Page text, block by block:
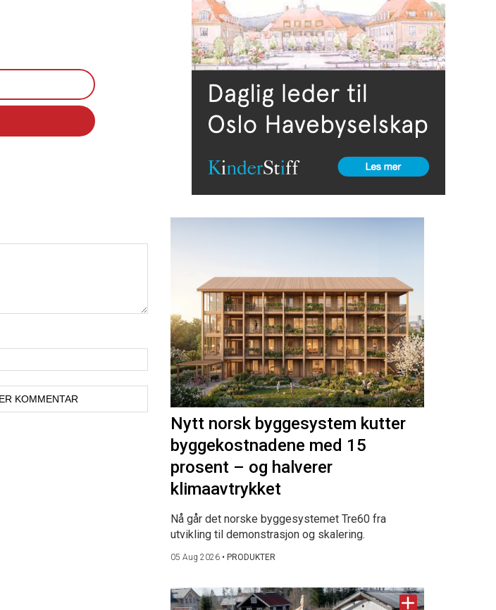
Nytt norsk byggesystem kutter
byggekostnadene med 15
prosent – og halverer
klimaavtrykket
Nå går det norske byggesystemet Tre60 fra
utvikling til demonstrasjon og skalering.
05 Aug 2026 • PRODUKTER